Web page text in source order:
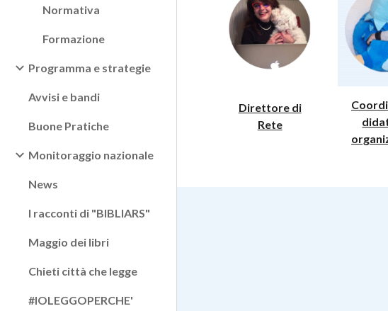
Normativa
Formazione
Programma e strategie
Avvisi e bandi
Buone Pratiche
Monitoraggio nazionale
News
I racconti di "BIBLIARS"
Maggio dei libri
Chieti città che legge
#IOLEGGOPERCHE'
Direttore di
Rete